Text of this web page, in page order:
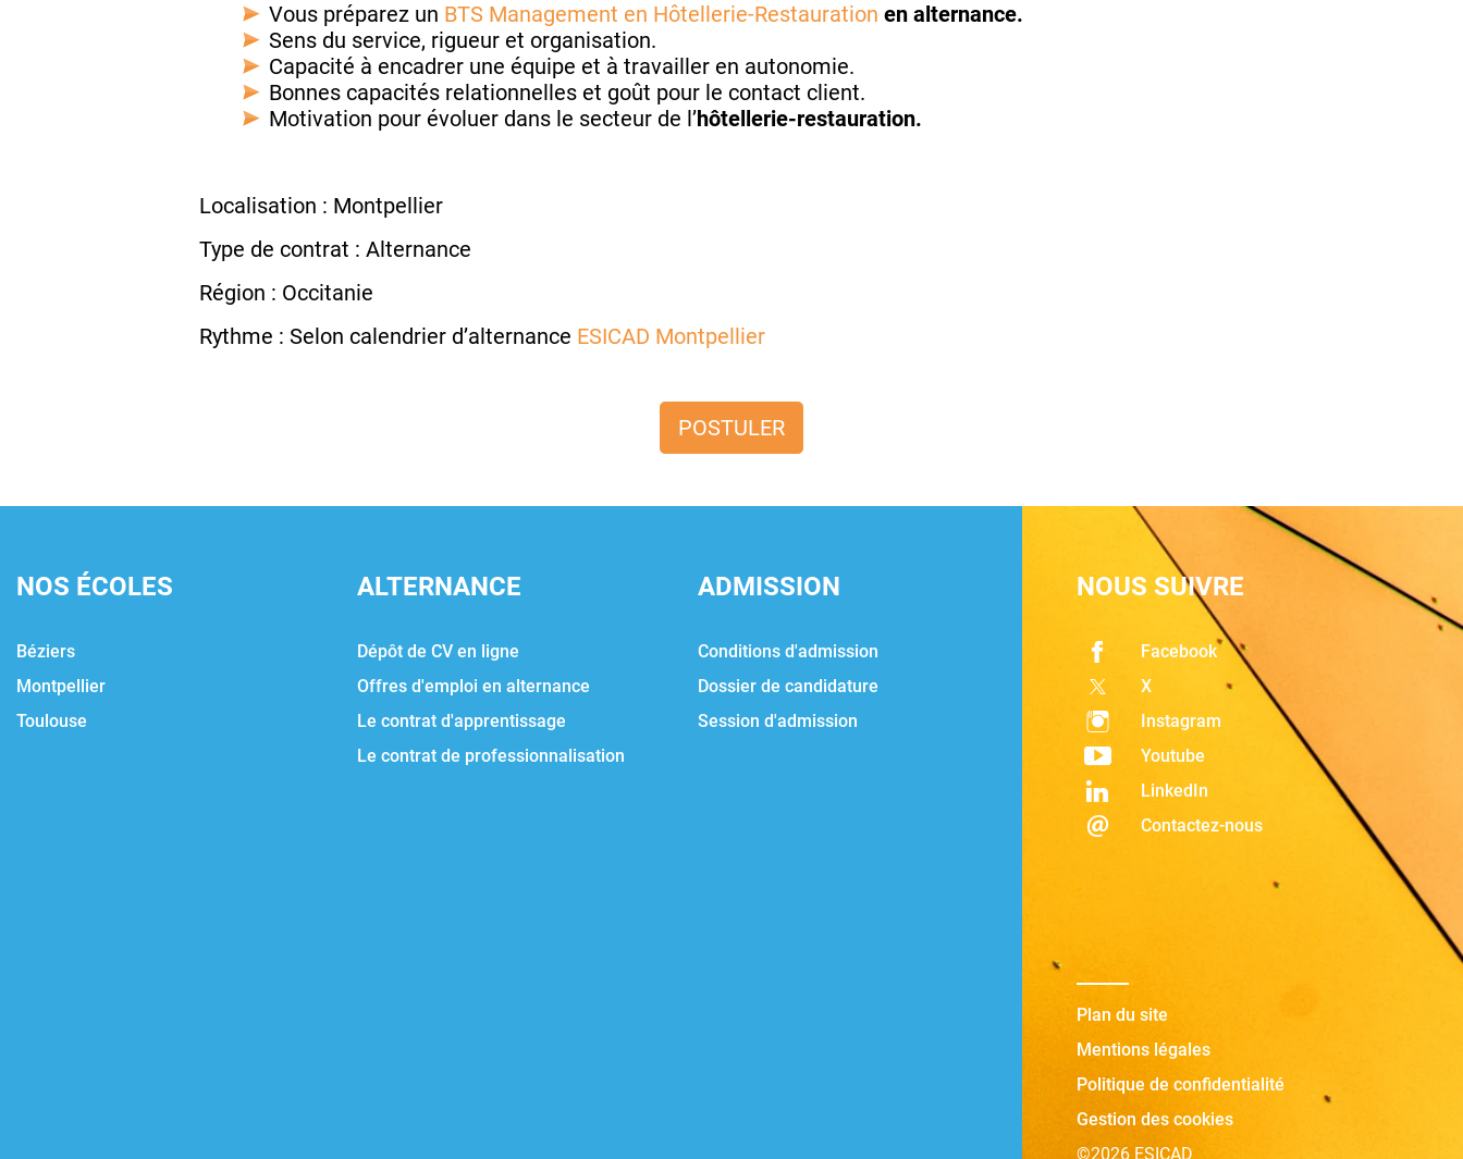
Vous préparez un BTS Management en Hôtellerie-Restauration en alternance.
Sens du service, rigueur et organisation.
Capacité à encadrer une équipe et à travailler en autonomie.
Bonnes capacités relationnelles et goût pour le contact client.
Motivation pour évoluer dans le secteur de l’hôtellerie-restauration.
Localisation : Montpellier
Type de contrat : Alternance
Région : Occitanie
Rythme : Selon calendrier d’alternance ESICAD Montpellier
POSTULER
NOS ÉCOLES
Béziers
Montpellier
Toulouse
ALTERNANCE
Dépôt de CV en ligne
Offres d'emploi en alternance
Le contrat d'apprentissage
Le contrat de professionnalisation
ADMISSION
Conditions d'admission
Dossier de candidature
Session d'admission
NOUS SUIVRE
Facebook
X
Instagram
Youtube
LinkedIn
Contactez-nous
Plan du site
Mentions légales
Politique de confidentialité
Gestion des cookies
©2026 ESICAD